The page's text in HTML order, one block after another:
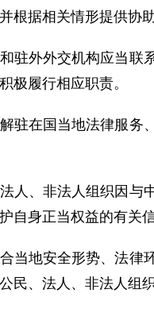
根据相关情形提供协助
驻外外交机构应当
极履行相应职责。
在国当地法律服务
、非法人组织因与
自身正当权益的有关信
地安全形势、法律
民、法人、非法人组